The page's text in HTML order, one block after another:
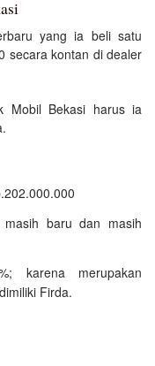
yang ia beli satu
secara kontan di dealer
Mobil Bekasi harus ia
baru dan masih
karena merupakan
Firda.